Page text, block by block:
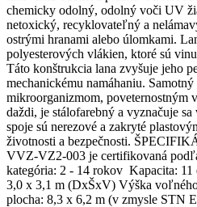
chemicky odolný, odolný voči UV
netoxický, recyklovateľný a
ostrými hranami alebo úlomkami.
polyesterových vlákien, ktoré sú
Táto konštrukcia lana zvyšuje jeho
mechanickému namáhaniu.
mikroorganizmom, poveternostným
daždi, je stálofarebný a vyznačuje
spoje sú nerezové a zakryté
životnosti a bezpečnosti.
VVZ-VZ2-003 je certifikovaná
kategória: 2 - 14 rokov Kapacita:
3,0 x 3,1 m (DxŠxV) Výška
plocha: 8,3 x 6,2 m (v zmysle STN